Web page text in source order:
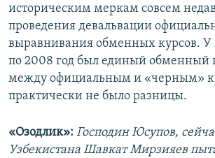
историческим меркам совсем
проведения девальвации
выравнивания обменных курсов. У
по 2008 год был единый обменный
между официальным и «черным»
практически не было разницы.
«Озодлик»: Господин Юсупов,
Узбекистана Шавкат Мирзияев